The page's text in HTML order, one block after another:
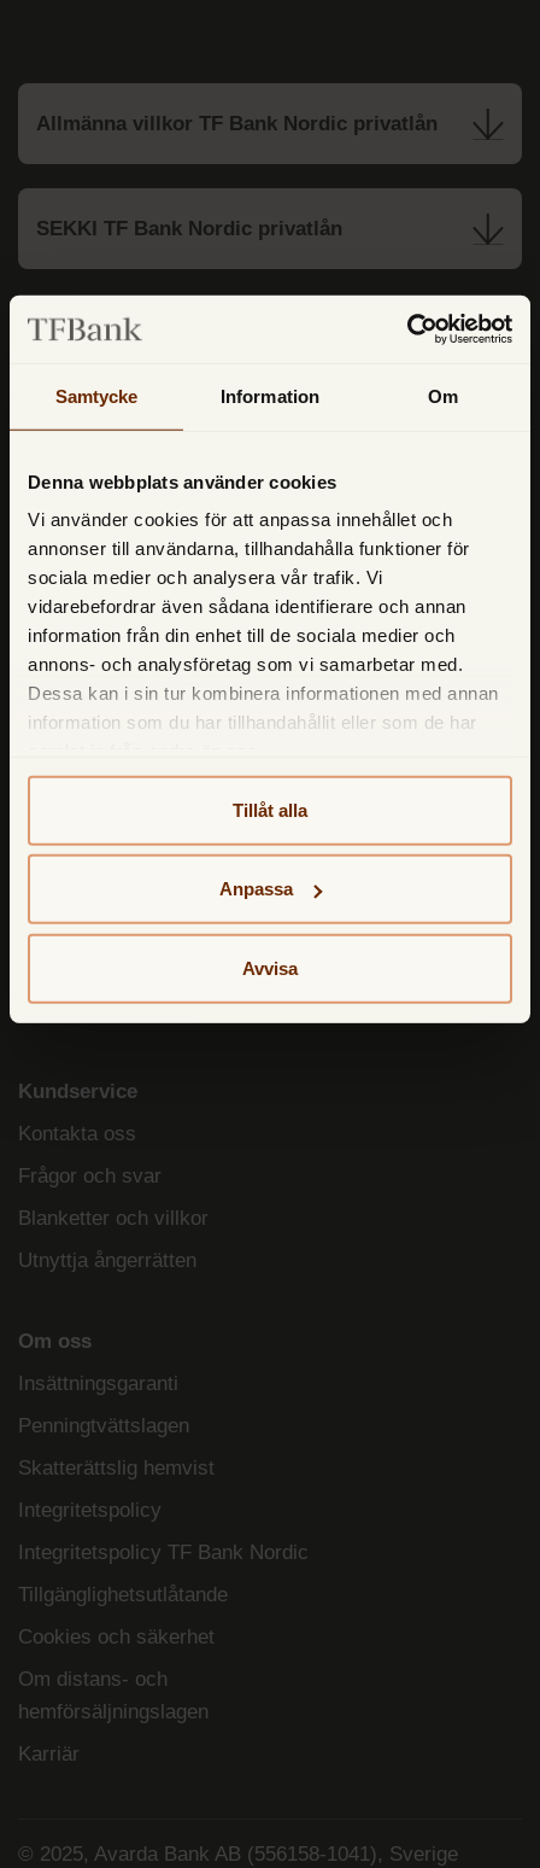
Samtycke Information Om
Denna webbplats använder cookies
Vi använder cookies för att anpassa innehållet och
annonser till användarna, tillhandahålla funktioner för
sociala medier och analysera vår trafik. Vi
vidarebefordrar även sådana identifierare och annan
information från din enhet till de sociala medier och
annons- och analysföretag som vi samarbetar med.
Dessa kan i sin tur kombinera informationen med annan
information som du har tillhandahållit eller som de har
Tillåt alla
Anpassa
Avvisa
Allmänna villkor TF Bank Nordic privatlån
SEKKI TF Bank Nordic privatlån
företagsnamn till Avarda Bank AB (publ)
reg.no. 556158-1041)
Box 947, 501 10 Borås
Telefon:033-722 35 00
Epostadress:info@tfbank.se
TF Bank Nordic AB
Epostadress:info@tfbank.se
TF Bank erbjuder
Lån
Kundservice
Kontakta oss
Frågor och svar
Blanketter och villkor
Utnyttja ångerrätten
Om oss
Insättningsgaranti
Penningtvättslagen
Skatterättslig hemvist
Integritetspolicy
Integritetspolicy TF Bank Nordic
Tillgänglighetsutlåtande
Cookies och säkerhet
Om distans- och
hemförsäljningslagen
Karriär
© 2025, Avarda Bank AB (556158-1041), Sverige